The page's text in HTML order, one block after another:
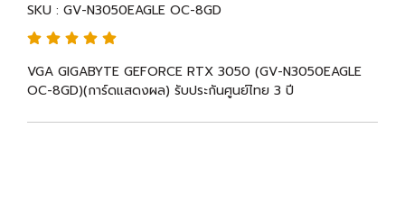
SKU : GV-N3050EAGLE OC-8GD
VGA GIGABYTE GEFORCE RTX 3050 (GV-N3050EAGLE
OC-8GD)(การ์ดแสดงผล) รับประกันศูนย์ไทย 3 ปี